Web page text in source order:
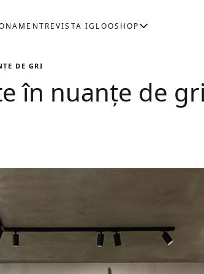
REVISTA IGLOOSHOP
DE GRI
în nuanțe de